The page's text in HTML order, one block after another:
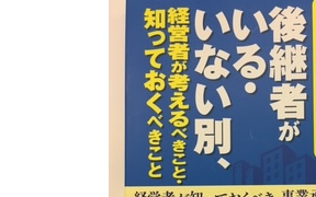
決算業務 神戸市
決算業務 奈良県